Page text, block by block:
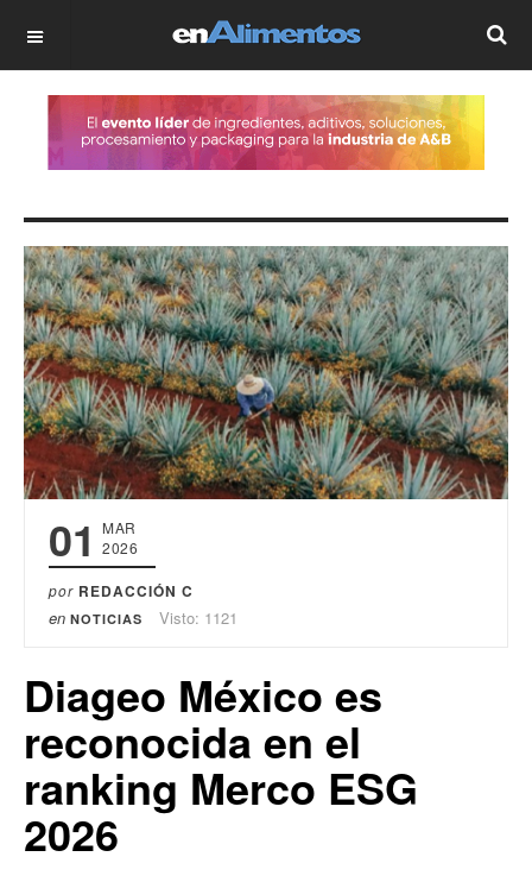
OFF CANVAS
01
MAR
2026
por REDACCIÓN C
en NOTICIAS Visto: 1121
Diageo México es
reconocida en el
ranking Merco ESG
2026